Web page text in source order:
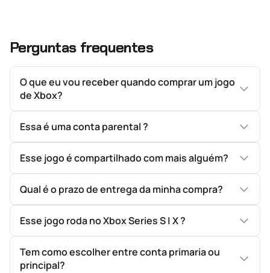
Perguntas frequentes
O que eu vou receber quando comprar um jogo
de Xbox?
Essa é uma conta parental ?
Esse jogo é compartilhado com mais alguém?
Qual é o prazo de entrega da minha compra?
Esse jogo roda no Xbox Series S | X ?
Tem como escolher entre conta primaria ou
principal?